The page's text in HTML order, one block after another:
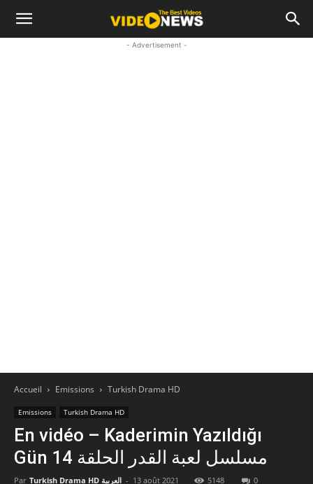
- Advertisement -
Accueil Emissions Turkish Drama HD
Emissions Turkish Drama HD
En vidéo – Kaderimin Yazıldığı
Gün مسلسل لعبة القدر الحلقة 14
Par Turkish Drama HD العربية - 13 août 2021 5148 0